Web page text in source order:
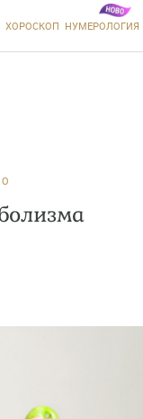
ХОРОСКОП НУМЕРОЛОГИЯ